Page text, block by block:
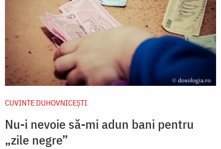
CUVINTE DUHOVNICEȘTI
Nu-i nevoie să-mi adun bani pentru
„zile negre”